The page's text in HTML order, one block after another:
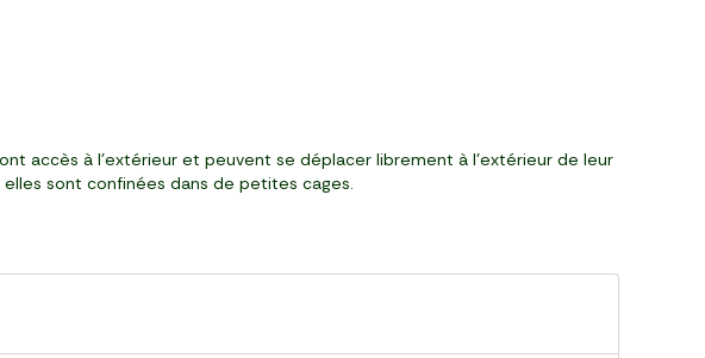
accès à l'extérieur et peuvent se déplacer librement à l'extérieur de leur
sont confinées dans de petites cages.